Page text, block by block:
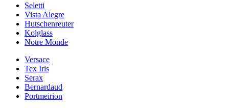
Seletti
Vista Alegre
Hutschenreuter
Kolglass
Notre Monde
Versace
Tex Iris
Serax
Bernardaud
Portmeirion